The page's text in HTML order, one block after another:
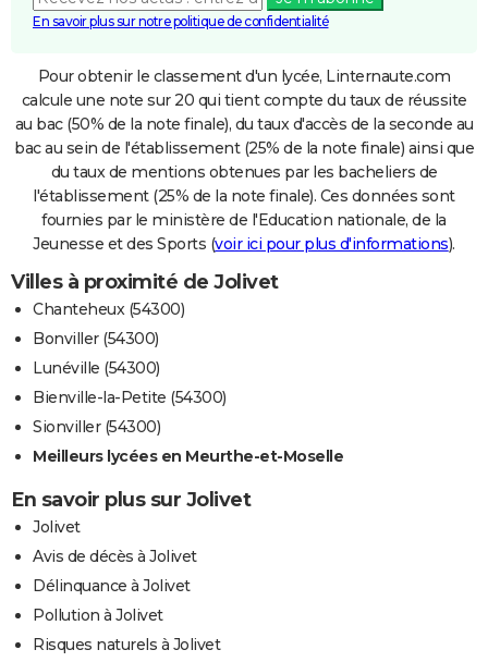
En savoir plus sur notre politique de confidentialité
Pour obtenir le classement d'un lycée, Linternaute.com
calcule une note sur 20 qui tient compte du taux de réussite
au bac (50% de la note finale), du taux d'accès de la seconde au
bac au sein de l'établissement (25% de la note finale) ainsi que
du taux de mentions obtenues par les bacheliers de
l'établissement (25% de la note finale). Ces données sont
fournies par le ministère de l'Education nationale, de la
Jeunesse et des Sports (voir ici pour plus d'informations).
Villes à proximité de Jolivet
Chanteheux (54300)
Bonviller (54300)
Lunéville (54300)
Bienville-la-Petite (54300)
Sionviller (54300)
Meilleurs lycées en Meurthe-et-Moselle
En savoir plus sur Jolivet
Jolivet
Avis de décès à Jolivet
Délinquance à Jolivet
Pollution à Jolivet
Risques naturels à Jolivet